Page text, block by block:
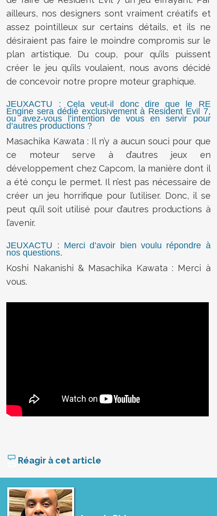
ailleurs, nos designers sont vraiment créatifs et
assez pointilleux sur certains détails, et ils ne
désiraient pas faire le moindre compromis sur le
plan artistique. Du coup, pour qu’ils puissent
créer le jeu qu’ils voulaient, nous avons décidé
de concevoir notre propre moteur graphique.
JEUXACTU : Cela veut-il donc dire que le RE
Engine sera dédié exclusivement à Resident Evil 7,
ou avez-vous l’intention de vous en servir pour
d’autres productions ?
Masachika Kawata : Il n’y a aucun souci pour que
ce moteur serve à d’autres jeux en
développement chez Capcom, la manière dont il
a été conçu le permet. Il n’est pas nécessaire de
créer un jeu horrifique pour l’utiliser. Donc, il se
peut qu’il soit utilisé pour d’autres productions à
l’avenir.
JEUXACTU : Merci d’avoir bien voulu répondre à
nos questions.
Koshi Nakanishi & Masachika Kawata : Merci à
vous.
Réagir à cet article